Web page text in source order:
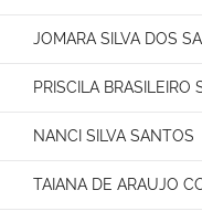
JOMARA SILVA DOS
PRISCILA BRASILEIRO
NANCI SILVA SANTOS
TAIANA DE ARAUJO